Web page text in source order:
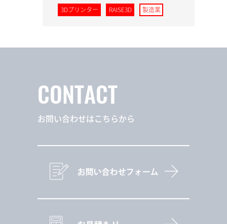
3Dプリンター RAISE3D 製造業
CONTACT
お問い合わせはこちらから